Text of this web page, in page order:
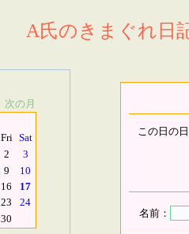
A氏のきまぐれ日
次の月
Fri Sat
2
3
9
10
16
17
23
24
30
この日の
名前：